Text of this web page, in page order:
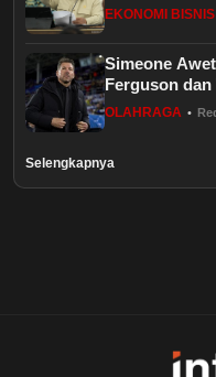
Pariwisata
Healthstyle
EKONOMI BISNIS
Simeone
Ferguson dan
OLAHRAGA •
Selengkapnya